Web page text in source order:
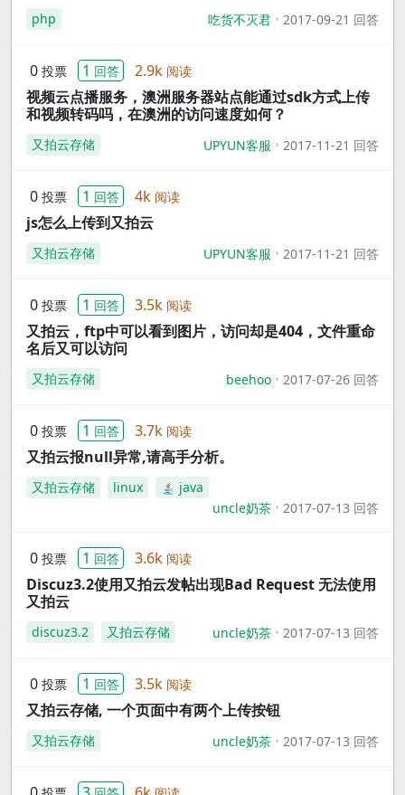
php 吃货不灭君 2017-09-21 回答
0 投票 1 回答 2.9k 阅读
视频云点播服务，澳洲服务器站点能通过sdk方式上传
和视频转码吗，在澳洲的访问速度如何？
又拍云存储 UPYUN客服 2017-11-21 回答
0 投票 1 回答 4k 阅读
js怎么上传到又拍云
又拍云存储 UPYUN客服 2017-11-21 回答
0 投票 1 回答 3.5k 阅读
又拍云，ftp中可以看到图片，访问却是404，文件重命
名后又可以访问
又拍云存储 beehoo 2017-07-26 回答
0 投票 1 回答 3.7k 阅读
又拍云报null异常,请高手分析。
又拍云存储 linux
java
uncle奶茶
2017-07-13 回答
0 投票 1 回答 3.6k 阅读
Discuz3.2使用又拍云发帖出现Bad Request 无法使用
又拍云
discuz3.2 又拍云存储 uncle奶茶 2017-07-13 回答
0 投票 1 回答 3.5k 阅读
又拍云存储, 一个页面中有两个上传按钮
又拍云存储 uncle奶茶 2017-07-13 回答